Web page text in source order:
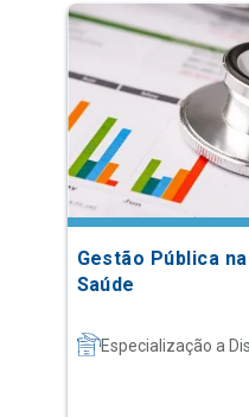
Gestão Pública
Saúde
Especialização a